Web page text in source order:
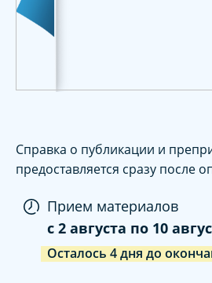
Справка о публикации и
предоставляется сразу после
Прием материалов
c 2 августа по 10
Осталось 4дня до